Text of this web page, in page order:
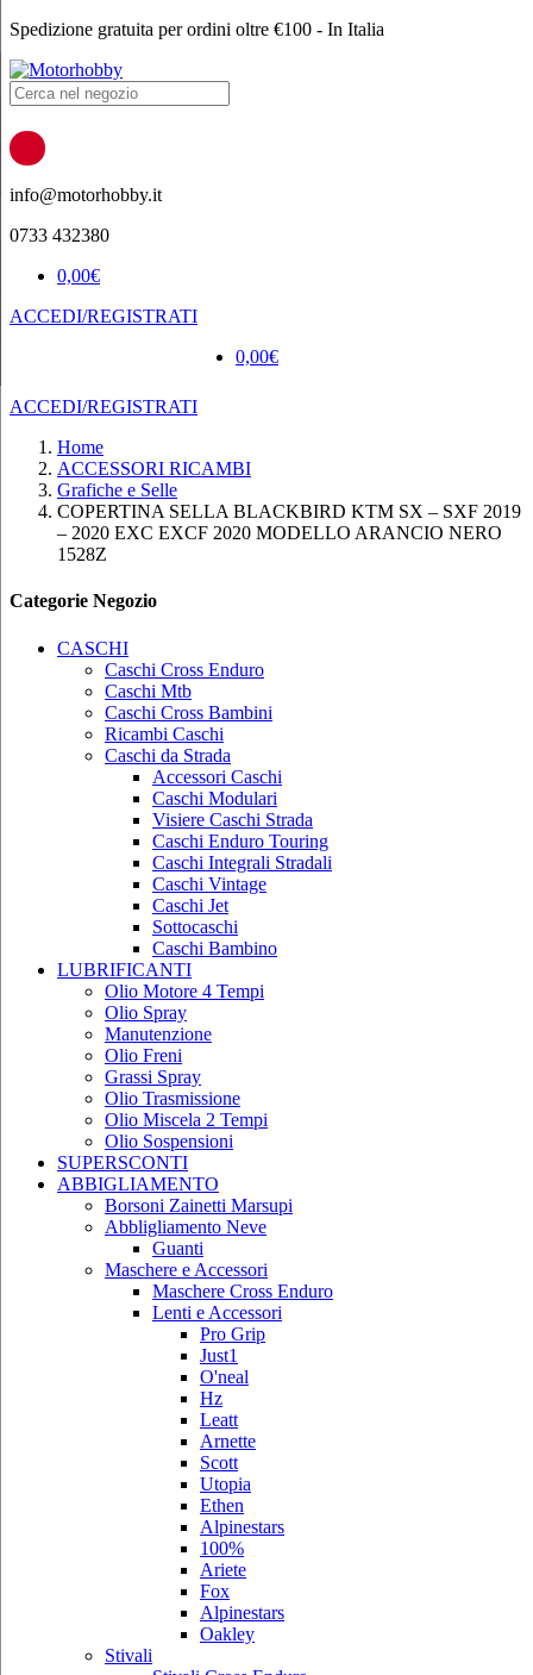
Spedizione gratuita per ordini oltre €100 - In Italia
Products
search
info@motorhobby.it
0733 432380
0,00€
ACCEDI/REGISTRATI
0,00€
ACCEDI/REGISTRATI
Home
ACCESSORI RICAMBI
Grafiche e Selle
COPERTINA SELLA BLACKBIRD KTM SX – SXF 2019
– 2020 EXC EXCF 2020 MODELLO ARANCIO NERO
1528Z
Categorie Negozio
CASCHI
Caschi Cross Enduro
Caschi Mtb
Caschi Cross Bambini
Ricambi Caschi
Caschi da Strada
Accessori Caschi
Caschi Modulari
Visiere Caschi Strada
Caschi Enduro Touring
Caschi Integrali Stradali
Caschi Vintage
Caschi Jet
Sottocaschi
Caschi Bambino
LUBRIFICANTI
Olio Motore 4 Tempi
Olio Spray
Manutenzione
Olio Freni
Grassi Spray
Olio Trasmissione
Olio Miscela 2 Tempi
Olio Sospensioni
SUPERSCONTI
ABBIGLIAMENTO
Borsoni Zainetti Marsupi
Abbligliamento Neve
Guanti
Maschere e Accessori
Maschere Cross Enduro
Lenti e Accessori
Pro Grip
Just1
O'neal
Hz
Leatt
Arnette
Scott
Utopia
Ethen
Alpinestars
100%
Ariete
Fox
Alpinestars
Oakley
Stivali